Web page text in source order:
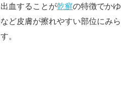
血することが乾癬の特徴でか
ど皮膚が擦れやすい部位にみ
。